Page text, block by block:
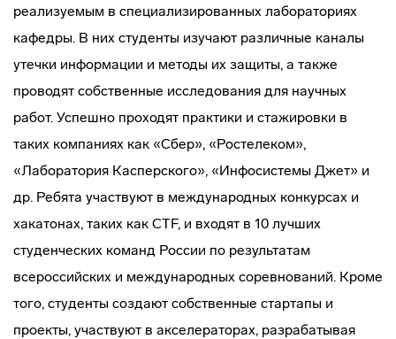
реализуемым в специализированных лабораториях
кафедры. В них студенты изучают различные каналы
утечки информации и методы их защиты, а также
проводят собственные исследования для научных
работ. Успешно проходят практики и стажировки в
таких компаниях как «Сбер», «Ростелеком»,
«Лаборатория Касперского», «Инфосистемы Джет» и
др. Ребята участвуют в международных конкурсах и
хакатонах, таких как CTF, и входят в 10 лучших
студенческих команд России по результатам
всероссийских и международных соревнований. Кроме
того, студенты создают собственные стартапы и
проекты, участвуют в акселераторах, разрабатывая